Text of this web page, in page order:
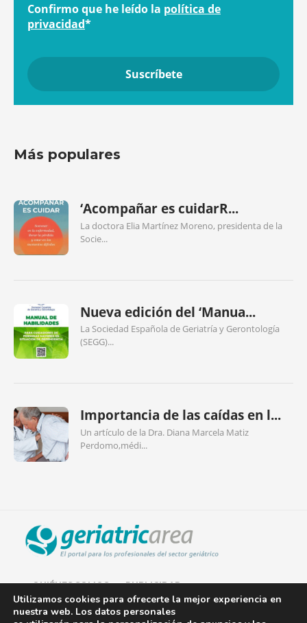
Confirmo que he leído la política de
privacidad*
Más populares
‘Acompañar es cuidarR...
La doctora Elia Martínez Moreno, presidenta de la
Socie...
Nueva edición del ‘Manua...
La Sociedad Española de Geriatría y Gerontología
(SEGG)...
Importancia de las caídas en l...
Un artículo de la Dra. Diana Marcela Matiz
Perdomo,médi...
QUIÉNES SOMOS PUBLICIDAD
AVISO LEGAL
Utilizamos cookies para ofrecerte la mejor experiencia en
nuestra web. Los datos personales